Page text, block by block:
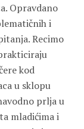
Opravdano
i
Recimo
kod
u sklopu
prlja u
mladićima i